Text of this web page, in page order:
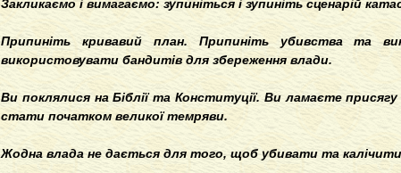
Закликаємо і вимагаємо: зупиніться і зупиніть сценарій
Припиніть кривавий план. Припиніть убивства та
використовувати бандитів для збереження влади.
Ви поклялися на Біблії та Конституції. Ви ламаєте
стати початком великої темряви.
Жодна влада не дається для того, щоб убивати та калічити